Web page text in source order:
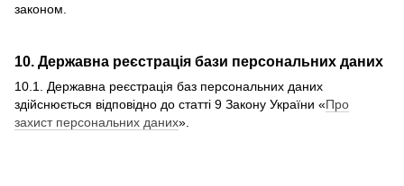
законом.
10. Державна реєстрація бази персональних даних
10.1. Державна реєстрація баз персональних даних
здійснюється відповідно до статті 9 Закону України «Про
захист персональних даних».